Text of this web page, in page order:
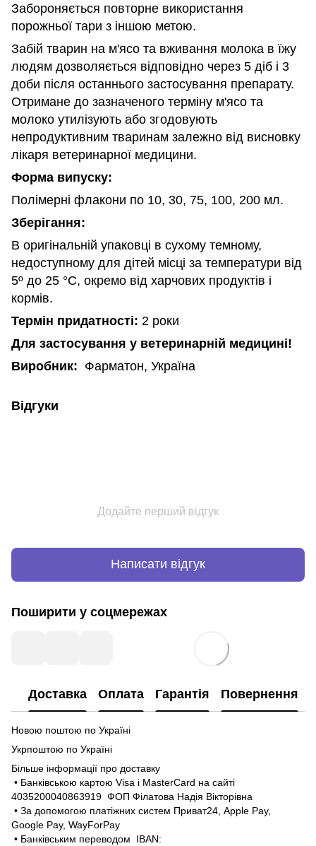
Забороняється повторне використання
порожньої тари з іншою метою.
Забій тварин на м'ясо та вживання молока в їжу
людям дозволяється відповідно через 5 діб і 3
доби після останнього застосування препарату.
Отримане до зазначеного терміну м'ясо та
молоко утилізують або згодовують
непродуктивним тваринам залежно від висновку
лікаря ветеринарної медицини.
Форма випуску:
Полімерні флакони по 10, 30, 75, 100, 200 мл.
Зберігання:
В оригінальній упаковці в сухому темному,
недоступному для дітей місці за температури від
5º до 25 °С, окремо від харчових продуктів і
кормів.
Термін придатності: 2 роки
Для застосування у ветеринарній медицині!
Виробник: Фарматон, Україна
Відгуки
Додайте перший відгук
Написати відгук
Поширити у соцмережах
Доставка Оплата Гарантія Повернення
Новою поштою по Україні
Укрпоштою по Україні
Більше інформації про доставку
• Банківською картою Visa і MasterCard на сайті
4035200040863919 ФОП Філатова Надія Вікторівна
• За допомогою платіжних систем Приват24, Apple Pay,
Google Pay, WayForPay
• Банківським переводом IBAN: